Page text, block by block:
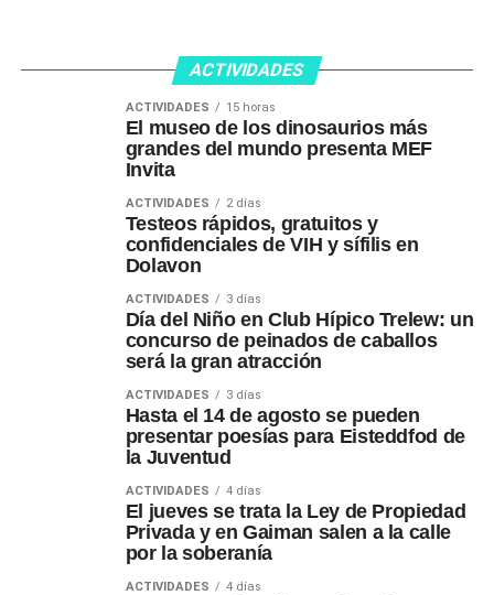
ACTIVIDADES
ACTIVIDADES 15 horas
El museo de los dinosaurios más
grandes del mundo presenta MEF
Invita
ACTIVIDADES 2 días
Testeos rápidos, gratuitos y
confidenciales de VIH y sífilis en
Dolavon
ACTIVIDADES 3 días
Día del Niño en Club Hípico Trelew: un
concurso de peinados de caballos
será la gran atracción
ACTIVIDADES 3 días
Hasta el 14 de agosto se pueden
presentar poesías para Eisteddfod de
la Juventud
ACTIVIDADES 4 días
El jueves se trata la Ley de Propiedad
Privada y en Gaiman salen a la calle
por la soberanía
ACTIVIDADES 4 días